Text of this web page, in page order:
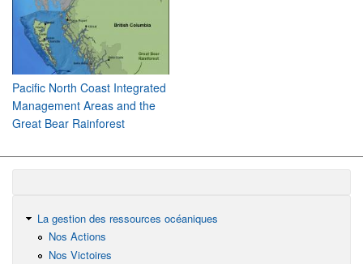
Pacific North Coast Integrated
Management Areas and the
Great Bear Rainforest
La gestion des ressources océaniques
Nos Actions
Nos Victoires